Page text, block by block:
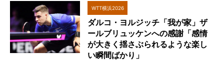
WTT横浜2026
ダルコ・ヨルジッチ「我が家」ザ
ールブリュッケンへの感謝「感情
が大きく揺さぶられるような楽し
い瞬間ばかり」